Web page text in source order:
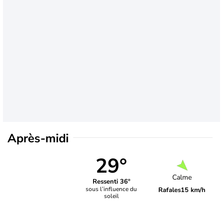
Après-midi
29°
Ressenti 36°
sous l’influence du
soleil
Calme
Rafales15 km/h